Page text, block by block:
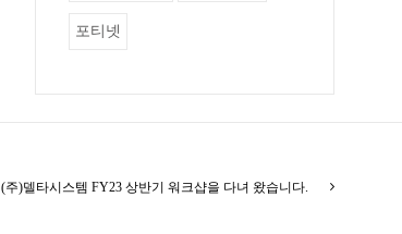
포티넷
(주)델타시스템 FY23 상반기 워크샵을 다녀 왔습니다.